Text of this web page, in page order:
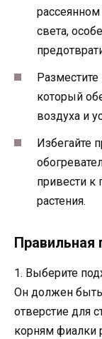
рассеянном
света,
который
воздуха и
Избегайте
привести
растения.
Правильная
1. Выберите
Он должен быть
отверстие для
корням фиалки